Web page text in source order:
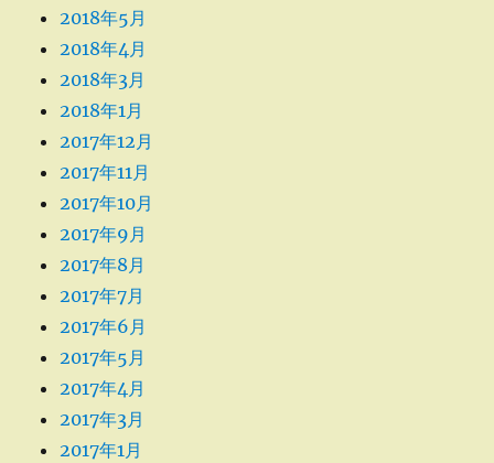
2018年5月
2018年4月
2018年3月
2018年1月
2017年12月
2017年11月
2017年10月
2017年9月
2017年8月
2017年7月
2017年6月
2017年5月
2017年4月
2017年3月
2017年1月